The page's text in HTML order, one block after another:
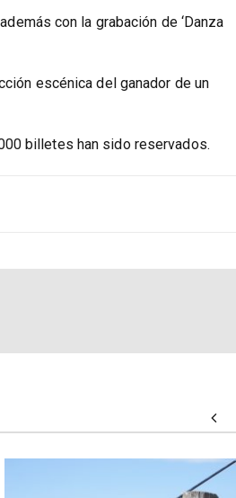
con la grabación de ‘Danza
escénica del ganador de un
billetes han sido reservados.